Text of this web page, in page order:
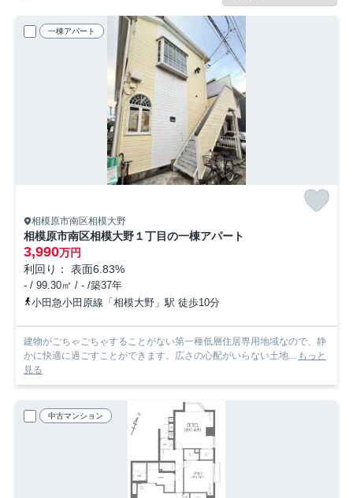
一棟アパート
相模原市南区相模大野
相模原市南区相模大野１丁目の一棟アパート
3,990万円
利回り： 表面6.83%
- / 99.30㎡ / - /築37年
小田急小田原線「相模大野」駅 徒歩10分
建物がごちゃごちゃすることがない第一種低層住居専用地域なので、静
かに快適に過ごすことができます。広さの心配がいらない土地... もっと
見る
中古マンション